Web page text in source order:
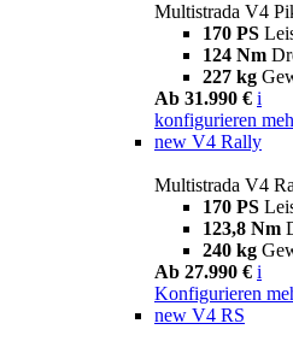
Multistrada V4
170 PS
124 Nm
227 kg
Ab 31.990 € i
konfigurieren
new V4 Rally
Multistrada V4
170 PS
123,8 Nm
240 kg
Ab 27.990 € i
Konfigurieren
new V4 RS